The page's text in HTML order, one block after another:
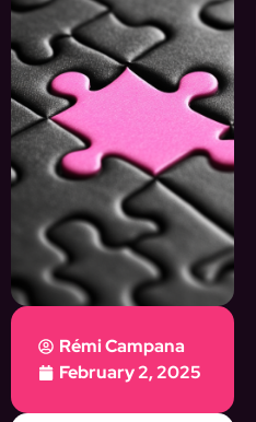
Rémi Campana
February 2, 2025